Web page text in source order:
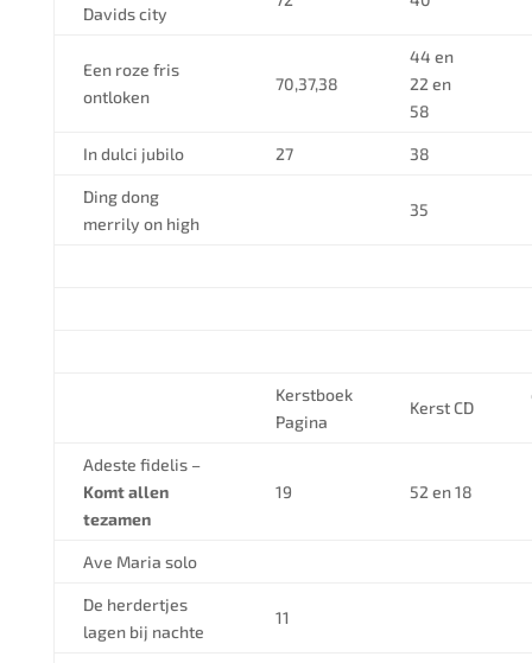
Davids city
Een roze fris
ontloken
70,37,38
44 en
22 en
58
In dulci jubilo 27 38
Ding dong
merrily on high
35
Kerstboek
Pagina
Kerst CD
Adeste fidelis –
Komt allen
tezamen
19 52 en 18
Ave Maria solo
De herdertjes
lagen bij nachte
11